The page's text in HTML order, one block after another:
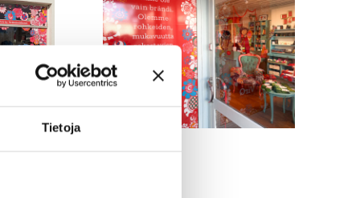
Tietoja
brändi.